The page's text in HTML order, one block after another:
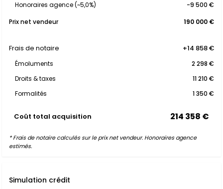
Honoraires agence (~5,0%)
-9 500 €
Prix net vendeur
190 000 €
Frais de notaire +14 858 €
Émoluments
2 298 €
Droits & taxes
11 210 €
Formalités
1 350 €
Coût total acquisition 214 358 €
* Frais de notaire calculés sur le prix net vendeur. Honoraires agence
estimés.
Simulation crédit